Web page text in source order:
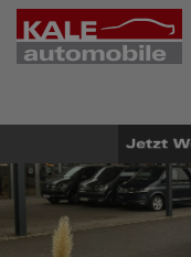
FAHRZEUGBESTAND
LEISTUNGEN
KONFIGURATOR